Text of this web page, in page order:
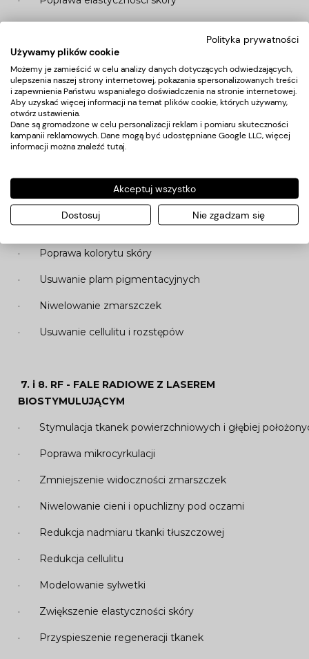
· Łagodzenie trądziku
· Uszczelnienie naczyń krwionośnych
· Zahamowanie wypadania włosów oraz poprawa ich
kondycji
· Redukcja cellulitu i tkanki tłuszczowej
· Usuwanie trądziku
· Zmniejszanie rozszerzonych porów
· Poprawa kolorytu skóry
· Usuwanie plam pigmentacyjnych
· Niwelowanie zmarszczek
· Usuwanie cellulitu i rozstępów
7. i 8. RF - FALE RADIOWE Z LASEREM
BIOSTYMULUJĄCYM
· Stymulacja tkanek powierzchniowych i głębiej
· Poprawa mikrocyrkulacji
· Zmniejszenie widoczności zmarszczek
· Niwelowanie cieni i opuchlizny pod oczami
· Redukcja nadmiaru tkanki tłuszczowej
· Redukcja cellulitu
· Modelowanie sylwetki
· Zwiększenie elastyczności skóry
· Przyspieszenie regeneracji tkanek
Polityka prywatności
Używamy plików cookie
Możemy je zamieścić w celu analizy danych dotyczących odwiedzających,
ulepszenia naszej strony internetowej, pokazania spersonalizowanych treści
i zapewnienia Państwu wspaniałego doświadczenia na stronie internetowej.
Aby uzyskać więcej informacji na temat plików cookie, których używamy,
otwórz ustawienia.
Dane są gromadzone w celu personalizacji reklam i pomiaru skuteczności
kampanii reklamowych. Dane mogą być udostępniane Google LLC, więcej
informacji można znaleźć tutaj
Akceptuj wszystko
Dostosuj Nie zgadzam się